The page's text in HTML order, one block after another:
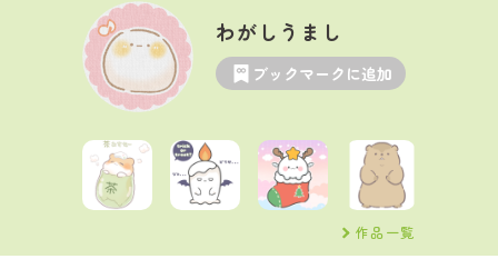
わがしうまし
ブックマークに追加
作品一覧